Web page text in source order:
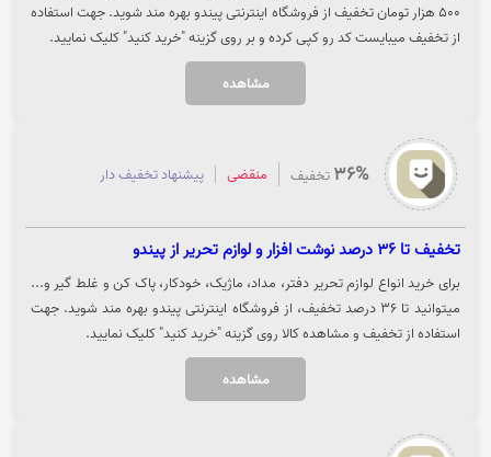
500 هزار تومان تخفیف از فروشگاه اینترنتی پیندو بهره مند شوید. جهت استفاده
از تخفیف میبایست کد رو کپی کرده و بر روی گزینه "خرید کنید" کلیک نمایید.
مشاهده
36% تخفیف منقضی پیشنهاد تخفیف دار
تخفیف تا 36 درصد نوشت افزار و لوازم تحریر از پیندو
برای خرید انواع لوازم تحریر دفتر، مداد، ماژیک، خودکار، پاک کن و غلط گیر و...
میتوانید تا 36 درصد تخفیف، از فروشگاه اینترنتی پیندو بهره مند شوید. جهت
استفاده از تخفیف و مشاهده کالا روی گزینه "خرید کنید" کلیک نمایید.
مشاهده